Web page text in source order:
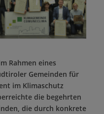
Rahmen eines
Gemeinden für
im Klimaschutz
die begehrten
die durch konkrete